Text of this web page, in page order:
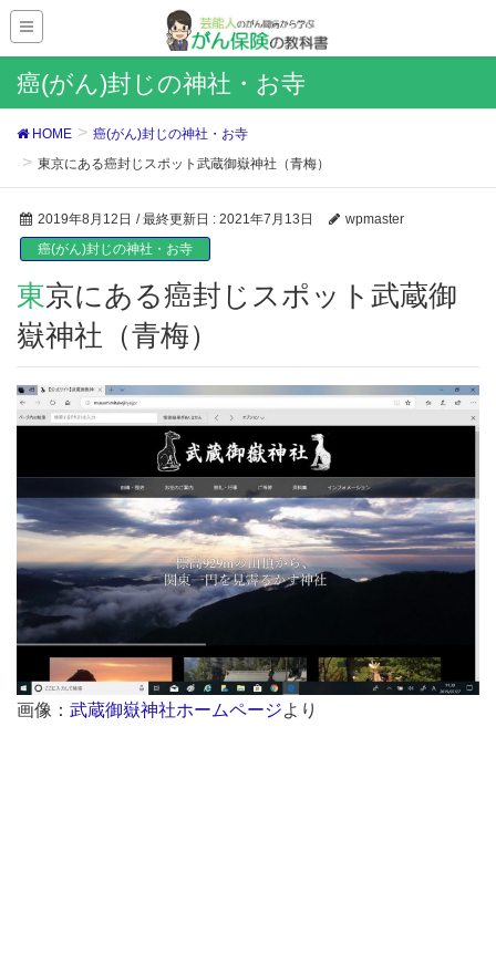
癌(がん)封じの神社・お寺
HOME
癌(がん)封じの神社・お寺
東京にある癌封じスポット武蔵御嶽神社（青梅）
2019年8月12日 / 最終更新日 : 2021年7月13日
wpmaster
癌(がん)封じの神社・お寺
東京にある癌封じスポット武蔵御
嶽神社（青梅）
画像： 武蔵御嶽神社ホームページより